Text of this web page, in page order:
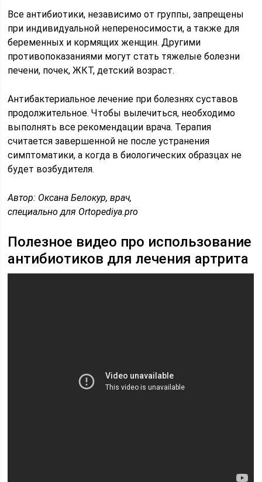
Все антибиотики, независимо от группы, запрещены
при индивидуальной непереносимости, а также для
беременных и кормящих женщин. Другими
противопоказаниями могут стать тяжелые болезни
печени, почек, ЖКТ, детский возраст.
Антибактериальное лечение при болезнях суставов
продолжительное. Чтобы вылечиться, необходимо
выполнять все рекомендации врача. Терапия
считается завершенной не после устранения
симптоматики, а когда в биологических образцах не
будет возбудителя.
Автор: Оксана Белокур, врач,
специально для Ortopediya.pro
Полезное видео про использование
антибиотиков для лечения артрита